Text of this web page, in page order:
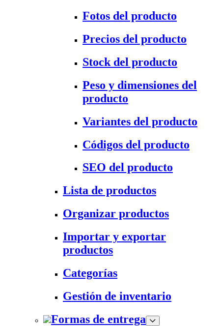
Fotos del producto
Precios del producto
Stock del producto
Peso y dimensiones del
producto
Variantes del producto
Códigos del producto
SEO del producto
Lista de productos
Organizar productos
Importar y exportar
productos
Categorías
Gestión de inventario
Formas de entrega